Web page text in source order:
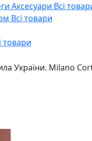
Аксесуари Всі
Всі товари
товари
України. Milano